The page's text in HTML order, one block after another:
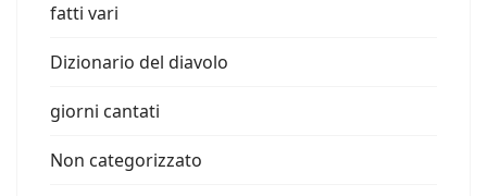
fatti vari
Dizionario del diavolo
giorni cantati
Non categorizzato